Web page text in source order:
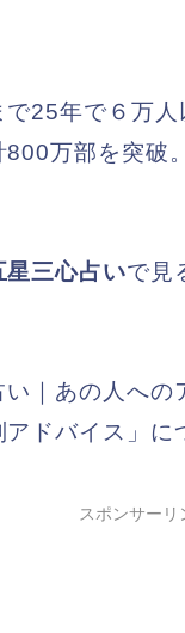
25年で６万人
800万部を突破
星三心占いで見
｜あの人への
ドバイス」に
スポンサーリ